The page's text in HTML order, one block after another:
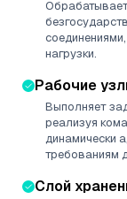
нагрузки.
Рабочие
Выполняет
реализуя
динамически
требованиям
Слой